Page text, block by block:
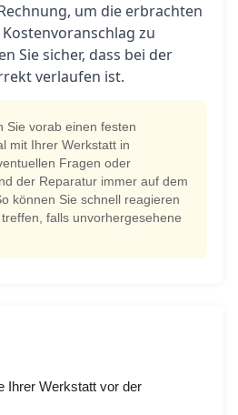
um die erbrachten
zu
Sie sicher, dass bei der
verlaufen ist.
Sie vorab einen festen
mit Ihrer Werkstatt in
Fragen oder
der Reparatur immer auf dem
können Sie schnell reagieren
falls unvorhergesehene
Ihrer Werkstatt vor der